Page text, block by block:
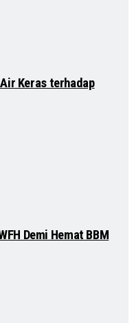
Keras terhadap
Demi Hemat BBM